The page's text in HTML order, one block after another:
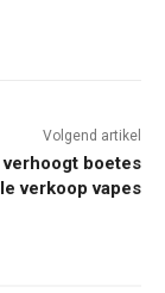
Volgend artikel
verhoogt boetes
verkoop vapes